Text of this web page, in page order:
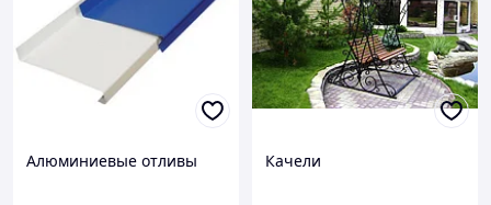
Алюминиевые отливы Качели